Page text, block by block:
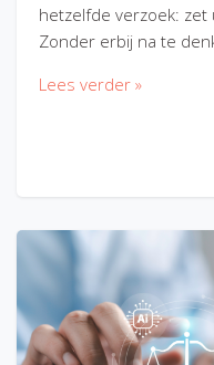
hetzelfde verzoek: zet
Zonder erbij na te
Lees verder »